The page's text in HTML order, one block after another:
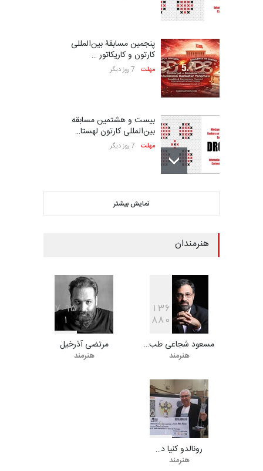
پنجمین مسابقۀ بین‌المللی
کارتون و کاریکاتور …
مهلت 7 روز دیگر
بیست و هشتمین مسابقه
بین‌المللی کارتون لهستا…
مهلت 7 روز دیگر
ششمین جشنواره بین‌المللی
کاریکاتور CIK Damad…
فراخوان مسابقۀ بین‌المللی
کارتون و تصویرگری،…
ششمین جشنوارۀ بین‌المللی
کارتون «لبخند دریا»…
دومین جشنواره بین‌المللی طنز
لیمیرا، برزیل، …
نمایش بیشتر
هنرمندان
1 36
880
مسعود شجاعی طب…
هنرمند
795
1
مرتضی آذرخیل
هنرمند
5 59
6
رونالدو کنیا د…
هنرمند